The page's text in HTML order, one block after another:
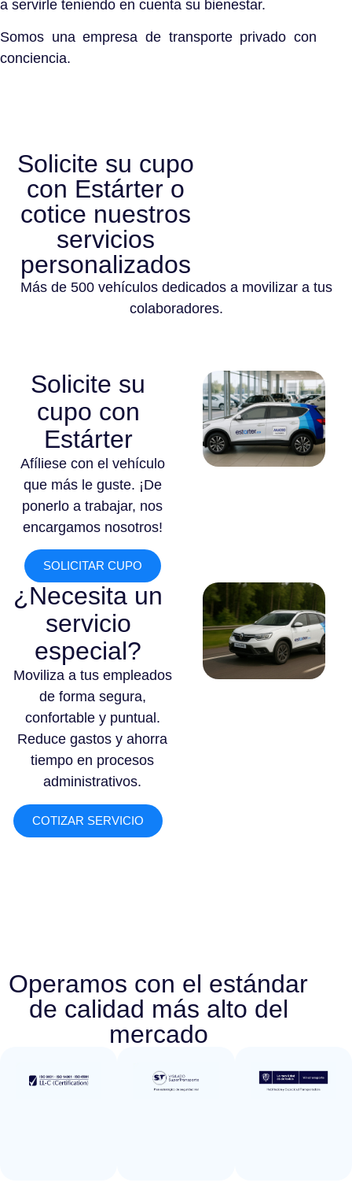
a servirle teniendo en cuenta su bienestar.
Somos una empresa de transporte privado con
conciencia.
Solicite su cupo
con Estárter o
cotice nuestros
servicios
personalizados
Más de 500 vehículos dedicados a movilizar a tus
colaboradores.
Solicite su
cupo con
Estárter
Afíliese con el vehículo
que más le guste. ¡De
ponerlo a trabajar, nos
encargamos nosotros!
SOLICITAR CUPO
¿Necesita un
servicio
especial?
Moviliza a tus empleados
de forma segura,
confortable y puntual.
Reduce gastos y ahorra
tiempo en procesos
administrativos.
COTIZAR SERVICIO
Operamos con el estándar
de calidad más alto del
mercado